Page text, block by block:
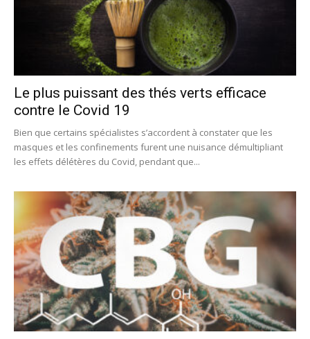
Le plus puissant des thés verts efficace
contre le Covid 19
Bien que certains spécialistes s’accordent à constater que les
masques et les confinements furent une nuisance démultipliant
les effets délétères du Covid, pendant que...